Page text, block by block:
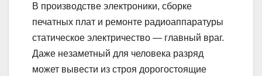
В производстве электроники, сборке
печатных плат и ремонте радиоаппаратуры
статическое электричество — главный враг.
Даже незаметный для человека разряд
может вывести из строя дорогостоящие